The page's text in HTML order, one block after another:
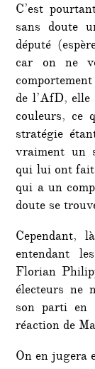
C’est
sans doute
député
car on ne
de l’AfD, elle
couleurs, ce
stratégie
vraiment un
qui lui ont fait
qui a un
doute se
Cependant,
entendant
Florian
électeurs ne
son parti en
réaction de
On en jugera